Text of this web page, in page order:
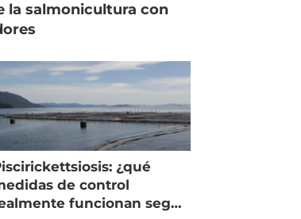
la salmonicultura con
¿qué
de control
funcionan según